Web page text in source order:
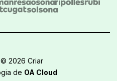
2026 Criar
de OA Cloud